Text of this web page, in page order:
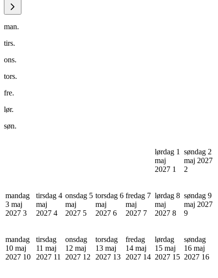
man.
tirs.
ons.
tors.
fre.
lør.
søn.
lørdag 1
maj
2027 1
søndag 2
maj 2027
2
mandag
3 maj
2027 3
tirsdag 4
maj
2027 4
onsdag 5
maj
2027 5
torsdag 6
maj
2027 6
fredag 7
maj
2027 7
lørdag 8
maj
2027 8
søndag 9
maj 2027
9
mandag
10 maj
2027 10
tirsdag
11 maj
2027 11
onsdag
12 maj
2027 12
torsdag
13 maj
2027 13
fredag
14 maj
2027 14
lørdag
15 maj
2027 15
søndag
16 maj
2027 16